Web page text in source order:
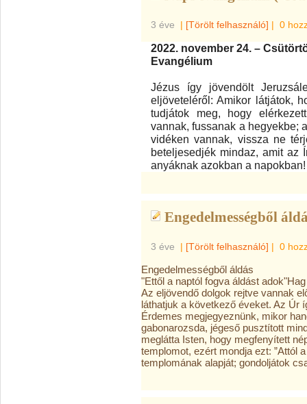
3 éve | [Törölt felhasználó] | 0
2022. november 24. –
Evangélium
Jézus így jövendölt
eljöveteléről: Amikor látjátok,
tudjátok meg, hogy
vannak, fussanak a hegyekbe;
vidéken vannak, vissza ne
beteljesedjék mindaz, amit az
anyáknak azokban a napokban!
Engedelmességből
3 éve | [Törölt felhasználó] | 0
Engedelmességből áldás
"Ettől a naptól fogva áldást
Az eljövendő dolgok rejtve vannak
láthatjuk a következő éveket. Az Úr
Érdemes megjegyeznünk, mikor
gabonarozsda, jégeső pusztított
meglátta Isten, hogy megfenyített
templomot, ezért mondja ezt: ”Attól
templomának alapját; gondoljátok